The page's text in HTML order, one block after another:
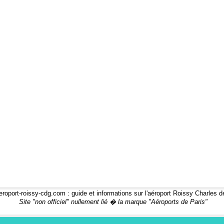
roissy-cdg.com : guide et informations sur l'aéroport Roissy Charles
Site "non officiel" nullement lié � la marque "Aéroports de Paris"